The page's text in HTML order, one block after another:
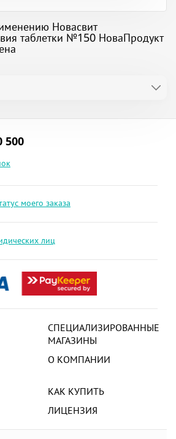
Новасвит
таблетки №150 НоваПродукт
500
СПЕЦИАЛИЗИРОВАННЫЕ
МАГАЗИНЫ
О КОМПАНИИ
КАК КУПИТЬ
ЛИЦЕНЗИЯ
моего заказа
лиц